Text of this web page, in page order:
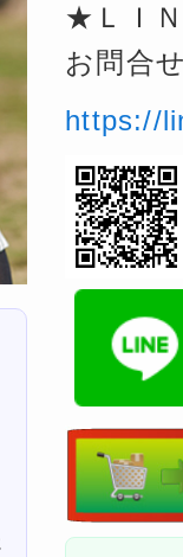
★ＬＩ
お問合
https://